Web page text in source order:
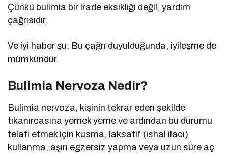
Çünkü bulimia bir irade eksikliği değil, yardım
çağrısıdır.
Ve iyi haber şu: Bu çağrı duyulduğunda, iyileşme de
mümkündür.
Bulimia Nervoza Nedir?
Bulimia nervoza, kişinin tekrar eden şekilde
tıkanırcasına yemek yeme ve ardından bu durumu
telafi etmek için kusma, laksatif (ishal ilacı)
kullanma, aşırı egzersiz yapma veya uzun süre aç